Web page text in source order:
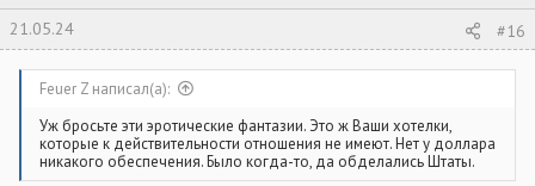
21.05.24 #16
Feuer Z написал(а):
Уж бросьте эти эротические фантазии. Это ж Ваши хотелки,
которые к действительности отношения не имеют. Нет у доллара
никакого обеспечения. Было когда-то, да обделались Штаты.